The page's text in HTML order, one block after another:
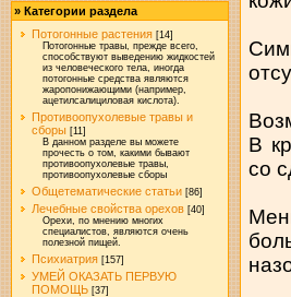
» Категории раздела
Потогонные растения [14]
Потогонные травы, прежде всего,
способствуют выведению жидкостей
из человеческого тела, иногда
потогонные средства являются
жаропонижающими (например,
ацетилсалициловая кислота).
Противоопухолевые травы и
сборы [11]
В данном разделе вы можете
прочесть о том, какими бывают
противоопухолевые травы,
противоопухолевые сборы
Общетематические статьи [86]
Лечебные свойства орехов [40]
Орехи, по мнению многих
специалистов, являются очень
полезной пищей.
Психиатрия [157]
УМЕЙ ОКАЗАТЬ ПЕРВУЮ
ПОМОЩЬ [37]
В
со